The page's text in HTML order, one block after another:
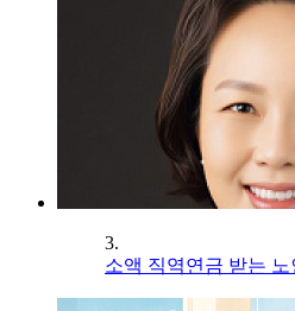
3.
소액 직역연금 받는